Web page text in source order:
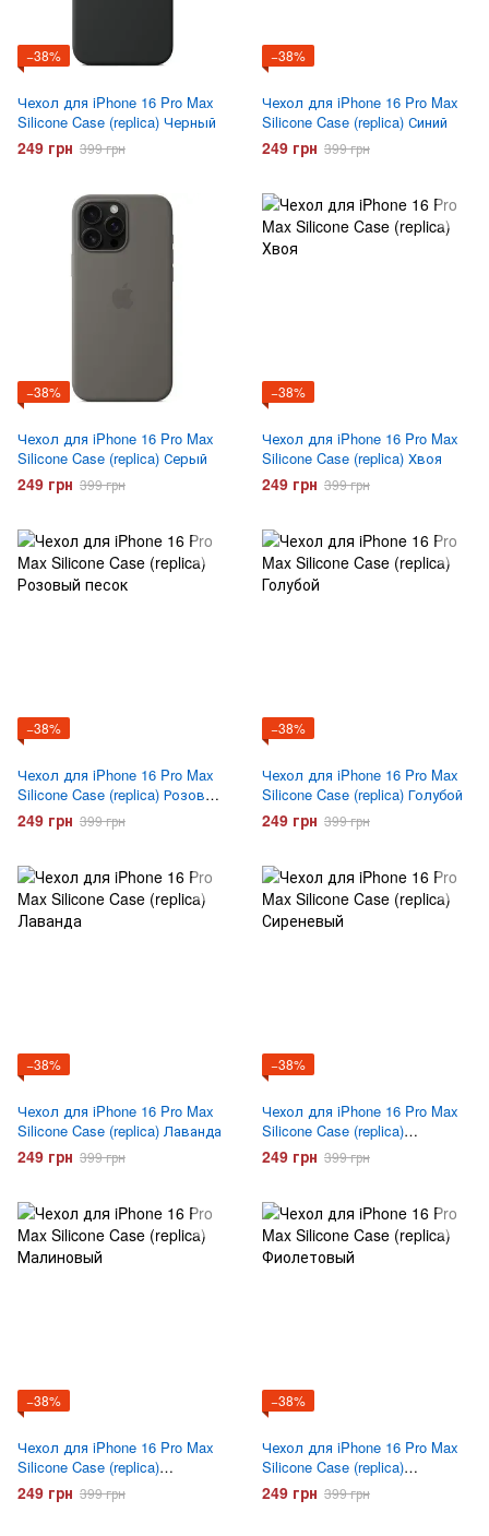
−38%
Чехол для iPhone 16 Pro Max
Silicone Case (replica) Черный
249 грн 399 грн
−38%
Чехол для iPhone 16 Pro Max
Silicone Case (replica) Синий
249 грн 399 грн
−38%
Чехол для iPhone 16 Pro Max
Silicone Case (replica) Серый
249 грн 399 грн
−38%
Чехол для iPhone 16 Pro Max
Silicone Case (replica) Хвоя
249 грн 399 грн
−38%
Чехол для iPhone 16 Pro Max
Silicone Case (replica) Розовый
песок
249 грн 399 грн
−38%
Чехол для iPhone 16 Pro Max
Silicone Case (replica) Голубой
249 грн 399 грн
−38%
Чехол для iPhone 16 Pro Max
Silicone Case (replica) Лаванда
249 грн 399 грн
−38%
Чехол для iPhone 16 Pro Max
Silicone Case (replica)
Сиреневый
249 грн 399 грн
−38%
Чехол для iPhone 16 Pro Max
Silicone Case (replica)
Малиновый
249 грн 399 грн
−38%
Чехол для iPhone 16 Pro Max
Silicone Case (replica)
Фиолетовый
249 грн 399 грн